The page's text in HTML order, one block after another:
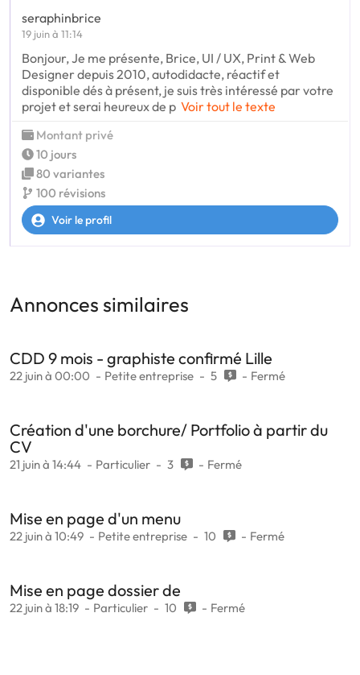
seraphinbrice
19 juin à 11:14
Bonjour, Je me présente, Brice, UI / UX, Print & Web
Designer depuis 2010, autodidacte, réactif et
disponible dés à présent, je suis très intéressé par votre
projet et serai heureux de p Voir tout le texte
Montant privé
10 jours
80 variantes
100 révisions
Voir le profil
Annonces similaires
CDD 9 mois - graphiste confirmé Lille
22 juin à 00:00 Petite entreprise 5 Fermé
Création d'une borchure/ Portfolio à partir du
CV
21 juin à 14:44 Particulier 3 Fermé
Mise en page d'un menu
22 juin à 10:49 Petite entreprise 10 Fermé
Mise en page dossier de
22 juin à 18:19 Particulier 10 Fermé